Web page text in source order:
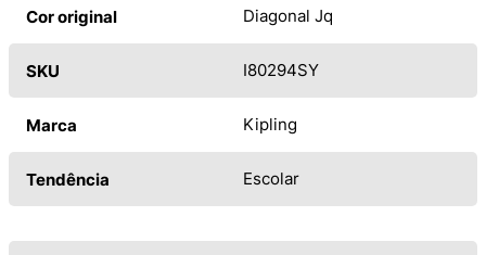
Cor original Diagonal Jq
SKU I80294SY
Marca Kipling
Tendência Escolar